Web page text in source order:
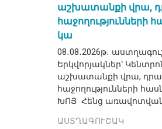
աշխատանքի վրա,
հաջողությունների
կա
08․08․2026թ․
Երկվորյակներ՝
աշխատանքի վրա,
հաջողությունների
ԽՈՅ Հենց
ԱՍՏՂԱԳՈՒՇԱԿ